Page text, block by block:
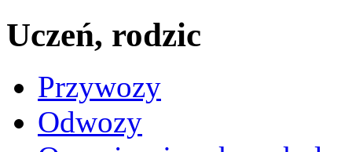
Uczeń, rodzic
Przywozy
Odwozy